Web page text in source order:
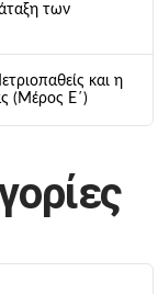
των
και η
(Μέρος Ε΄)